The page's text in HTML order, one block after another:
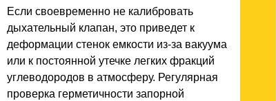
Если своевременно не калибровать
дыхательный клапан, это приведет к
деформации стенок емкости из-за вакуума
или к постоянной утечке легких фракций
углеводородов в атмосферу. Регулярная
проверка герметичности запорной